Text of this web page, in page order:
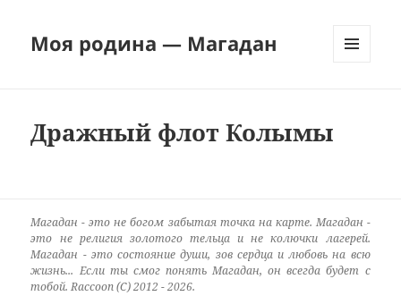
Моя родина — Магадан
Дражный флот Колымы
Магадан - это не богом забытая точка на карте. Магадан -
это не религия золотого тельца и не колючки лагерей.
Магадан - это состояние души, зов сердца и любовь на всю
жизнь... Если ты смог понять Магадан, он всегда будет с
тобой. Raccoon (C) 2012 - 2026.